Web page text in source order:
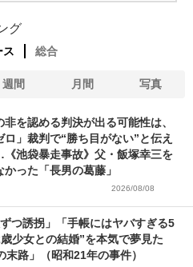
グ
ス 総合
週間 月間 写真
非を認める判決が出る可能性は、
ロ」裁判で“勝ち目がない”と伝え
池袋暴走事故》父・飯塚幸三を
った「長男の葛藤」
2026/08/08
ずつ誘拐」「手帳にはヤバすぎる5
少女との結婚”を本気で夢見た
末路」（昭和21年の事件）